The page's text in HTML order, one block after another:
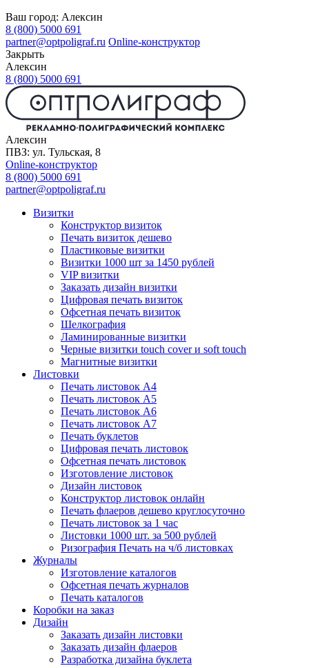
Ваш город: Алексин
8 (800) 5000 691
partner@optpoligraf.ru Online-конструктор
Закрыть
Алексин
8 (800) 5000 691
Алексин
ПВЗ: ул. Тульская, 8
Online-конструктор
8 (800) 5000 691
partner@optpoligraf.ru
Визитки
Конструктор визиток
Печать визиток дешево
Пластиковые визитки
Визитки 1000 шт за 1450 рублей
VIP визитки
Заказать дизайн визитки
Цифровая печать визиток
Офсетная печать визиток
Шелкография
Ламинированные визитки
Черные визитки touch cover и soft touch
Магнитные визитки
Листовки
Печать листовок А4
Печать листовок А5
Печать листовок А6
Печать листовок А7
Печать буклетов
Цифровая печать листовок
Офсетная печать листовок
Изготовление листовок
Дизайн листовок
Конструктор листовок онлайн
Печать флаеров дешево круглосуточно
Печать листовок за 1 час
Листовки 1000 шт. за 500 рублей
Ризография Печать на ч/б листовках
Журналы
Изготовление каталогов
Офсетная печать журналов
Печать каталогов
Коробки на заказ
Дизайн
Заказать дизайн листовки
Заказать дизайн флаеров
Разработка дизайна буклета